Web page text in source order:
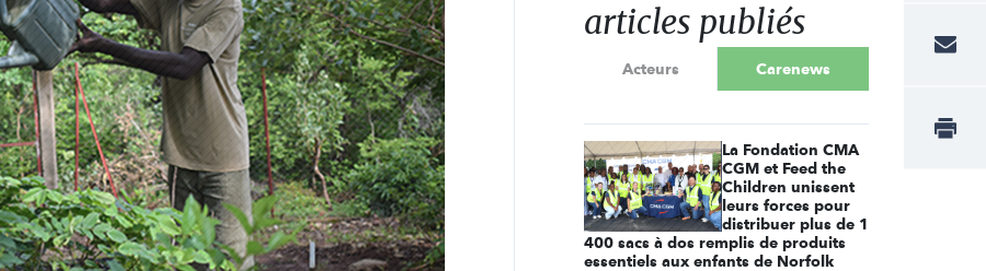
articles publiés
Acteurs Carenews
La Fondation CMA
CGM et Feed the
Children unissent
leurs forces pour
distribuer plus de 1
400 sacs à dos remplis de produits
essentiels aux enfants de Norfolk